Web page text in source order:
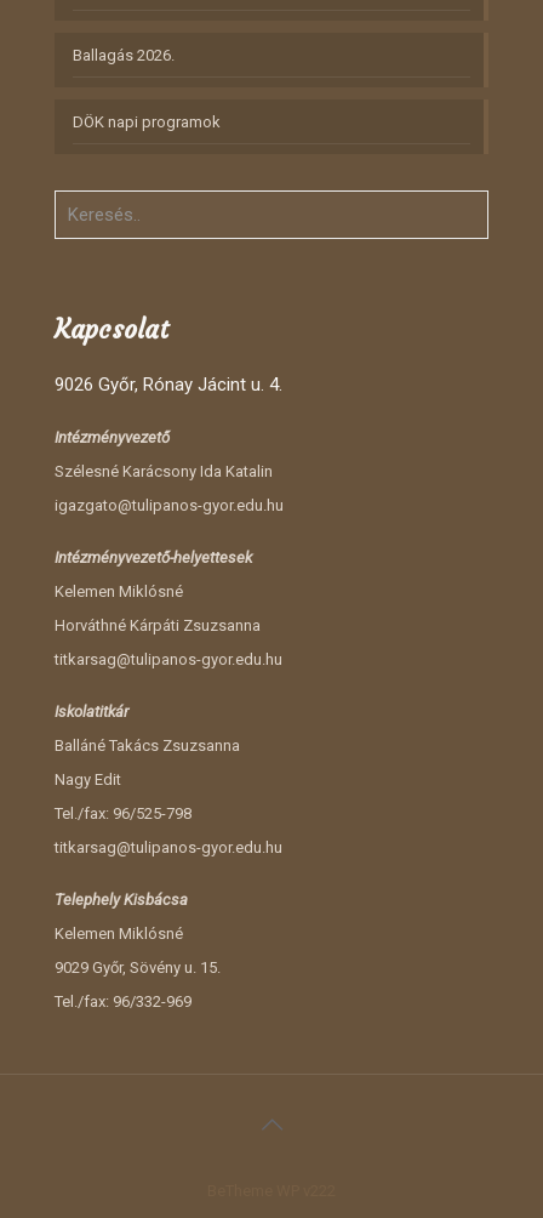
Ballagás 2026.
DÖK napi programok
Kapcsolat
9026 Győr, Rónay Jácint u. 4.
Intézményvezető
Szélesné Karácsony Ida Katalin
igazgato@tulipanos-gyor.edu.hu
Intézményvezető-helyettesek
Kelemen Miklósné
Horváthné Kárpáti Zsuzsanna
titkarsag@tulipanos-gyor.edu.hu
Iskolatitkár
Balláné Takács Zsuzsanna
Nagy Edit
Tel./fax: 96/525-798
titkarsag@tulipanos-gyor.edu.hu
Telephely Kisbácsa
Kelemen Miklósné
9029 Győr, Sövény u. 15.
Tel./fax: 96/332-969